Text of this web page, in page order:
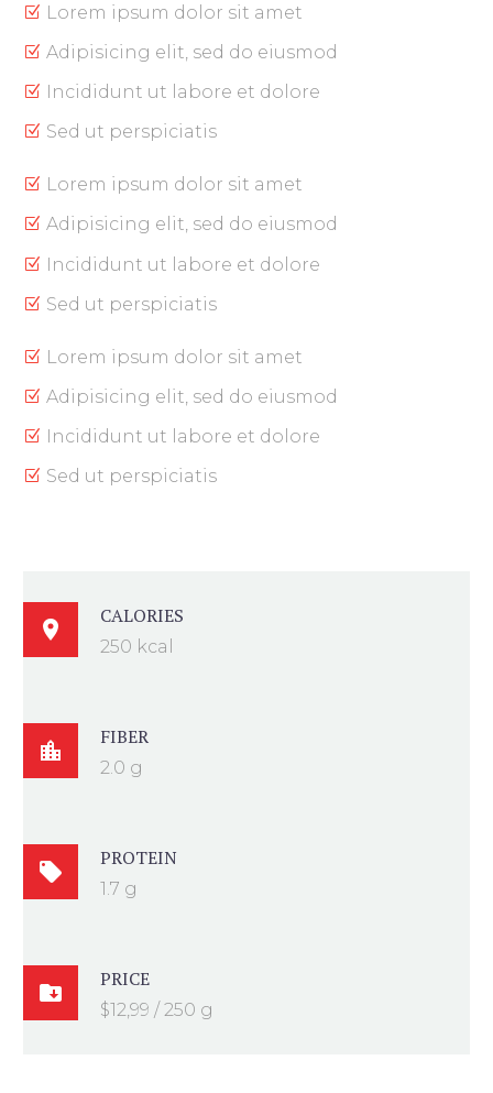
Lorem ipsum dolor sit amet
Adipisicing elit, sed do eiusmod
Incididunt ut labore et dolore
Sed ut perspiciatis
Lorem ipsum dolor sit amet
Adipisicing elit, sed do eiusmod
Incididunt ut labore et dolore
Sed ut perspiciatis
Lorem ipsum dolor sit amet
Adipisicing elit, sed do eiusmod
Incididunt ut labore et dolore
Sed ut perspiciatis

CALORIES
250 kcal

FIBER
2.0 g

PROTEIN
1.7 g

PRICE
$12,99 / 250 g